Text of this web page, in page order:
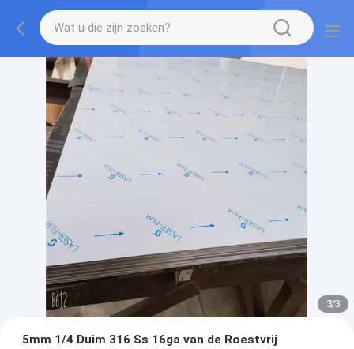
3/3
5mm 1/4 Duim 316 Ss 16ga van de Roestvrij